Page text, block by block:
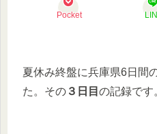
Pocket
夏休み終盤に兵庫県6日間
た。その ３日目 の記録です